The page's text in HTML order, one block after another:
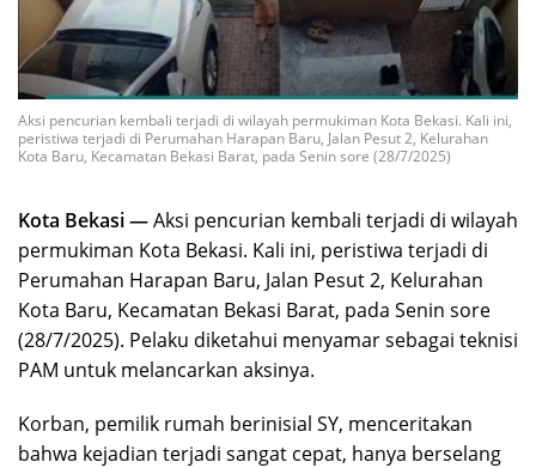
Aksi pencurian kembali terjadi di wilayah permukiman Kota Bekasi. Kali ini,
peristiwa terjadi di Perumahan Harapan Baru, Jalan Pesut 2, Kelurahan
Kota Baru, Kecamatan Bekasi Barat, pada Senin sore (28/7/2025)
Kota Bekasi —Aksi pencurian kembali terjadi di wilayah
permukiman Kota Bekasi. Kali ini, peristiwa terjadi di
Perumahan Harapan Baru, Jalan Pesut 2, Kelurahan
Kota Baru, Kecamatan Bekasi Barat, pada Senin sore
(28/7/2025). Pelaku diketahui menyamar sebagai teknisi
PAM untuk melancarkan aksinya.
Korban, pemilik rumah berinisial SY, menceritakan
bahwa kejadian terjadi sangat cepat, hanya berselang